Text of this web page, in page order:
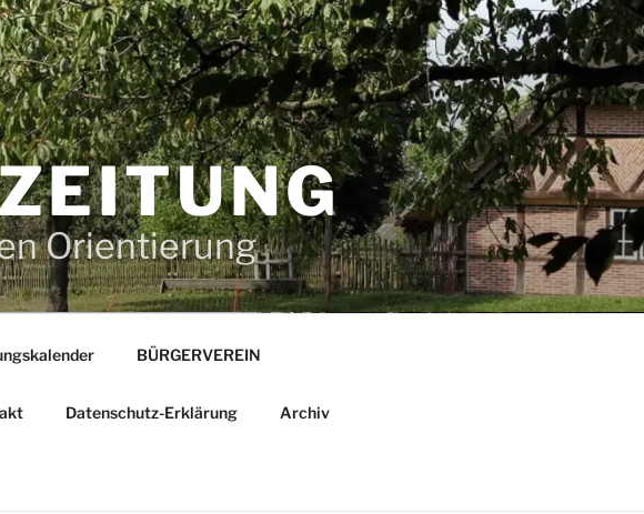
Orientierung
BÜRGERVEREIN
Datenschutz-Erklärung Archiv